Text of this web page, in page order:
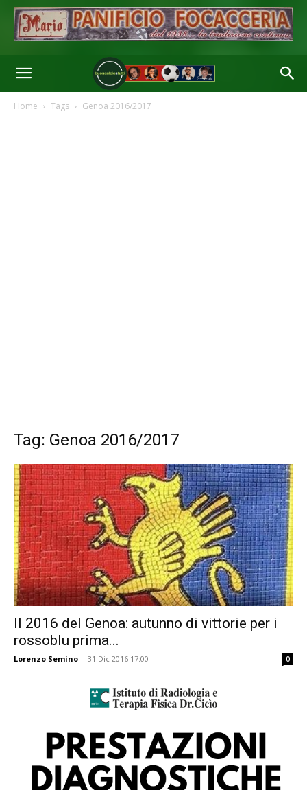
Home Tags Genoa 2016/2017
Tag: Genoa 2016/2017
Il 2016 del Genoa: autunno di vittorie per i
rossoblu prima...
Lorenzo Semino - 31 Dic 2016 17:00 0